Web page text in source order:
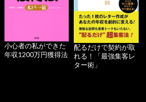
小心者の私ができた
年収1200万円獲得法
配るだけで契約が取
れる！「最強集客レ
ター術」